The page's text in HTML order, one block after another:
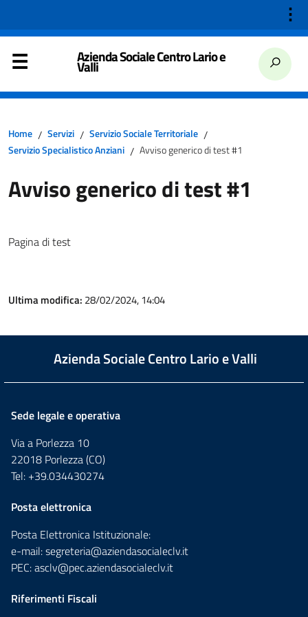
⋮
Azienda Sociale Centro Lario e
Valli
Home / Servizi / Servizio Sociale Territoriale /
Servizio Specialistico Anziani / Avviso generico di test #1
Avviso generico di test #1
Pagina di test
Ultima modifica: 28/02/2024, 14:04
Azienda Sociale Centro Lario e Valli
Sede legale e operativa
Via a Porlezza 10
22018 Porlezza (CO)
Tel: +39.034430274
Posta elettronica
Posta Elettronica Istituzionale:
e-mail:segreteria@aziendasocialeclv.it
PEC:asclv@pec.aziendasocialeclv.it
Riferimenti Fiscali